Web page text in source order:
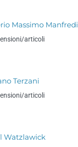
Massimo Manfredi
articoli
Terzani
articoli
Watzlawick